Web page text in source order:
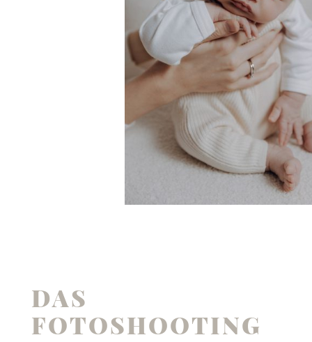
DAS
FOTOSHOOTING